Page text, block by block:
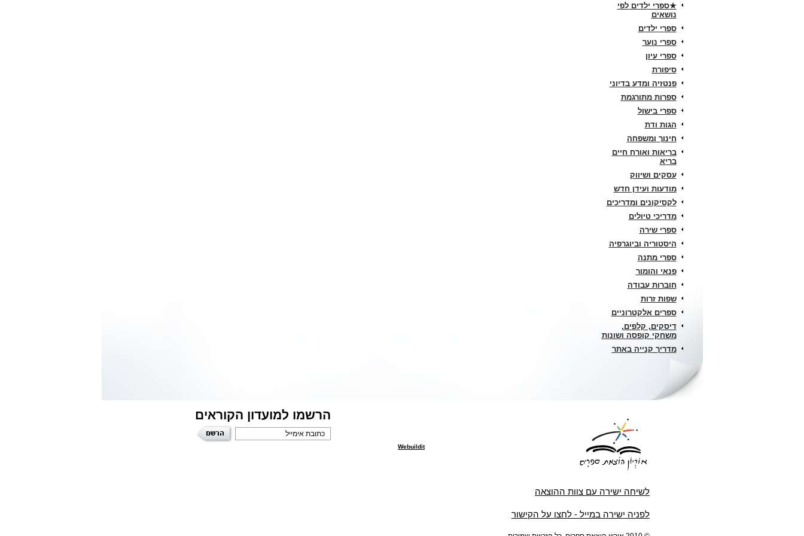
★ספרי ילדים לפי
נושאים
ספרי ילדים
ספרי נוער
ספרי עיון
סיפורת
פנטזיה ומדע בדיוני
ספרות מתורגמת
ספרי בישול
הגות ודת
חינוך ומשפחה
בריאות ואורח חיים
בריא
עסקים ושיווק
מודעות ועידן חדש
לקסיקונים ומדריכים
מדריכי טיולים
ספרי שירה
היסטוריה וביוגרפיה
ספרי מתנה
פנאי והומור
חוברות עבודה
שפות זרות
ספרים אלקטרוניים
דיסקים, קלפים,
משחקי קופסה ושונות
מדריך קנייה באתר
הרשמו למועדון הקוראים
לשיחה ישירה עם צוות ההוצאה
לפניה ישירה במייל - לחצו על הקישור
Webuildit